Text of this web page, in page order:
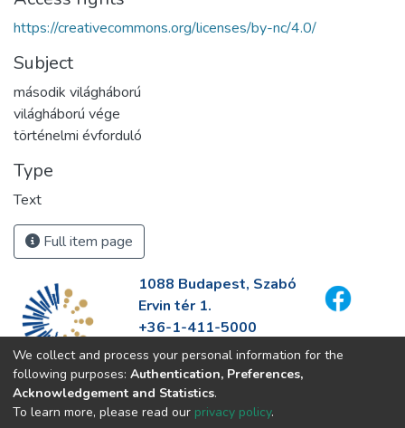
https://creativecommons.org/licenses/by-nc/4.0/
Subject
második világháború
világháború vége
történelmi évforduló
Type
Text
Full item page
1088 Budapest, Szabó
Ervin tér 1.
+36-1-411-5000
info@fszek.hu
https://fszek.hu
We collect and process your personal information for the
following purposes: Authentication, Preferences,
Acknowledgement and Statistics.
To learn more, please read our privacy policy.